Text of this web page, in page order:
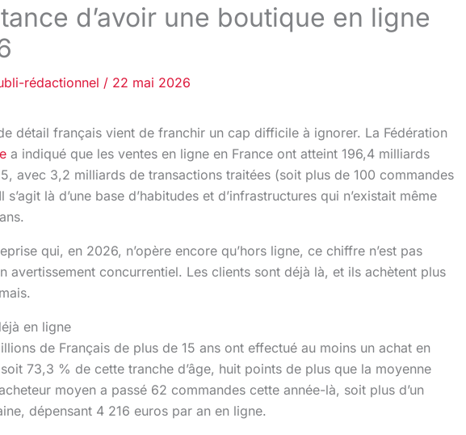
d’avoir une boutique en ligne
rédactionnel / 22 mai 2026
détail français vient de franchir un cap difficile à ignorer. La Fédération
a indiqué que les ventes en ligne en France ont atteint 196,4 milliards
avec 3,2 milliards de transactions traitées (soit plus de 100 commandes
là d’une base d’habitudes et d’infrastructures qui n’existait même
qui, en 2026, n’opère encore qu’hors ligne, ce chiffre n’est pas
avertissement concurrentiel. Les clients sont déjà là, et ils achètent plus
en ligne
de Français de plus de 15 ans ont effectué au moins un achat en
73,3 % de cette tranche d’âge, huit points de plus que la moyenne
moyen a passé 62 commandes cette année-là, soit plus d’un
dépensant 4 216 euros par an en ligne.